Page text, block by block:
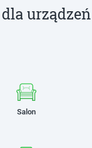
urządzeń
Salon